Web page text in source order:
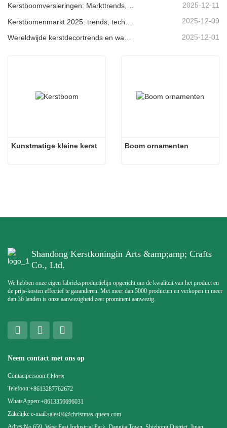
Kerstboomversieringen: Markttrends, inzichten in de toeleveringsketen en inkoopgids 2025 2025-12-11
2025-12-09
2025-12-01
Kunstmatige kleine kerst Boom ornamenten
Shandong Kerstkoningin Arts &amp;amp; Crafts
Co., Ltd.
We hebben onze eigen fabrieksproductielijn opgericht om de kwaliteit van het product en
de prijs-kosten effectief te garanderen. Met meer dan 5000 producten en verkopen in meer
dan 36 landen is onze aanwezigheid zeer prominent aanwezig.
Neem contact met ons op
Contactpersoon:Chloris
Telefoon:+8613287762672
WhatsAppen:+8613356696031
Zakelijke e-mail:sales04@christmas-queen.com